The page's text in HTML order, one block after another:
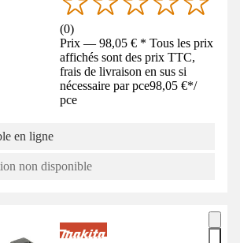
(0)
Prix — 98,05 € * Tous les prix
affichés sont des prix TTC,
frais de livraison en sus si
nécessaire par pce98,05 €*/
pce
en ligne
non disponible